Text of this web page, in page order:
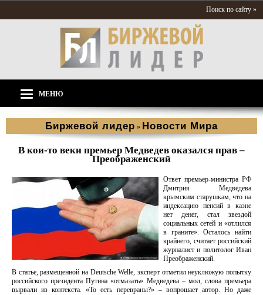
Поиск по сайту »
МЕНЮ
Биржевой лидер » Новости Мира
В кои-то веки премьер Медведев оказался прав –
Преображенский
Ответ премьер-министра РФ
Дмитрия Медведева
крымским старушкам, что на
индексацию пенсий в казне
нет денег, стал звездой
социальных сетей и «отлился
в граните». Осталось найти
крайнего, считает российский
журналист и политолог Иван
Преображенский.
В статье, размещенной на Deutsche Welle, эксперт отметил неуклюжую попытку
российского президента Путина «отмазать» Медведева – мол, слова премьера
вырвали из контекста. «То есть перевраны?» – вопрошает автор. Но даже